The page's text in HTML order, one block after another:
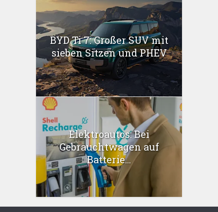
BYD Ti 7: Großer SUV mit
sieben Sitzen und PHEV
Elektroautos: Bei
Gebrauchtwagen auf
Batterie...